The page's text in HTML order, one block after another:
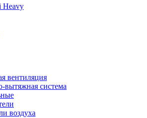
Heavy
вентиляция
вытяжная система
воздуха